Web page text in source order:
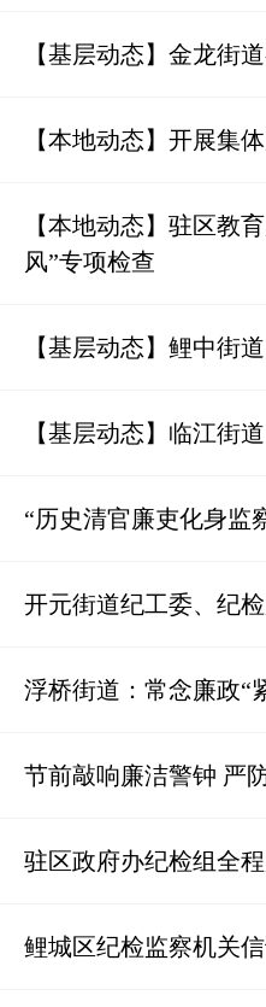
【基层动态】金龙街
【本地动态】开展集
【本地动态】驻区教
风”专项检查
【基层动态】鲤中街
【基层动态】临江街
“历史清官廉吏化身监
开元街道纪工委、纪
浮桥街道：常念廉政“
节前敲响廉洁警钟 严
驻区政府办纪检组全
鲤城区纪检监察机关